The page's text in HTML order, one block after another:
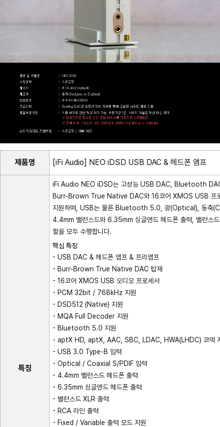
제품명 [iFi Audio] NEO iDSD USB DAC & 헤드폰 앰프
특징
iFi Audio NEO iDSD는 고성능 USB DAC, Bluetooth
Burr-Brown True Native DAC와 16코어 XMOS USB 프
지원하며, USB는 물론 Bluetooth 5.0, 광(Optical), 동축
4.4mm 밸런스드와 6.35mm 싱글엔드 헤드폰 출력, 밸런스
할을 모두 수행합니다.
핵심 특징
- USB DAC & 헤드폰 앰프 & 프리앰프
- Burr-Brown True Native DAC 탑재
- 16코어 XMOS USB 오디오 프로세서
- PCM 32bit / 768kHz 지원
- DSD512 (Native) 지원
- MQA Full Decoder 지원
- Bluetooth 5.0 지원
- aptX HD, aptX, AAC, SBC, LDAC, HWA(LHDC) 코덱
- USB 3.0 Type-B 입력
- Optical / Coaxial S/PDIF 입력
- 4.4mm 밸런스드 헤드폰 출력
- 6.35mm 싱글엔드 헤드폰 출력
- 밸런스드 XLR 출력
- RCA 라인 출력
- Fixed / Variable 출력 모드 지원